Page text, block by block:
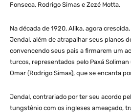
Fonseca, Rodrigo Simas e Zezé Motta.
Na década de 1920, Alika, agora
Jendal, além de atrapalhar seus planos
convencendo seus pais a firmarem um
turcos, representados pelo Paxá Soliman
Omar (Rodrigo Simas), que se encanta
Jendal, contrariado por ter seu acordo
tungstênio com os ingleses ameaçado,